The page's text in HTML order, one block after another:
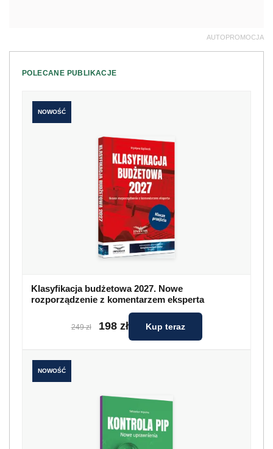
AUTOPROMOCJA
POLECANE PUBLIKACJE
NOWOŚĆ
Klasyfikacja budżetowa 2027. Nowe
rozporządzenie z komentarzem eksperta
249 zł 198 zł Kup teraz
NOWOŚĆ